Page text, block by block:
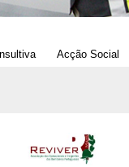
Acção Social